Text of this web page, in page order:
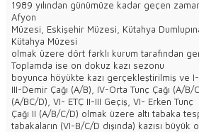
1989 yılından günümüze kadar geçen
Afyon
Müzesi, Eskişehir Müzesi, Kütahya
Kütahya Müzesi
olmak üzere dört farklı kurum tarafından
Toplamda ise on dokuz kazı sezonu
boyunca höyükte kazı gerçekleştirilmiş ve
III-Demir Çağı (A/B), IV-Orta Tunç Çağı (A/B/
(A/BC/D), VI- ETÇ II-III Geçiş, VI- Erken Tunç
Çağı II (A/B/C/D) olmak üzere altı tabaka
tabakaların (VI-B/C/D dışında) kazısı büyük